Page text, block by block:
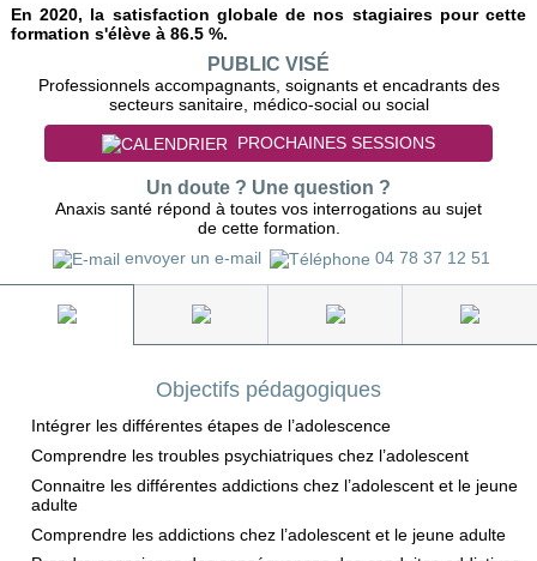
En 2020, la satisfaction globale de nos stagiaires pour cette
formation s'élève à 86.5 %.
PUBLIC VISÉ
Professionnels accompagnants, soignants et encadrants des
secteurs sanitaire, médico-social ou social
PROCHAINES SESSIONS
Un doute ? Une question ?
Anaxis santé répond à toutes vos interrogations au sujet
de cette formation.
envoyer un e-mail
04 78 37 12 51
Objectifs pédagogiques
Intégrer les différentes étapes de l’adolescence
Comprendre les troubles psychiatriques chez l’adolescent
Connaitre les différentes addictions chez l’adolescent et le jeune
adulte
Comprendre les addictions chez l’adolescent et le jeune adulte